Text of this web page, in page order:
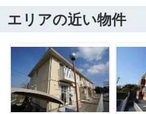
エリアの近い物件